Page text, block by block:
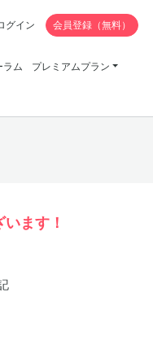
ラム
プレミアムプラン
グイン 会員登録（無料）
ます！